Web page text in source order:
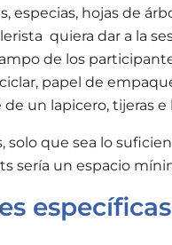
especias, hojas de
quiera dar a la
de los
papel de
un lapicero, tijeras
que sea lo
sería un espacio